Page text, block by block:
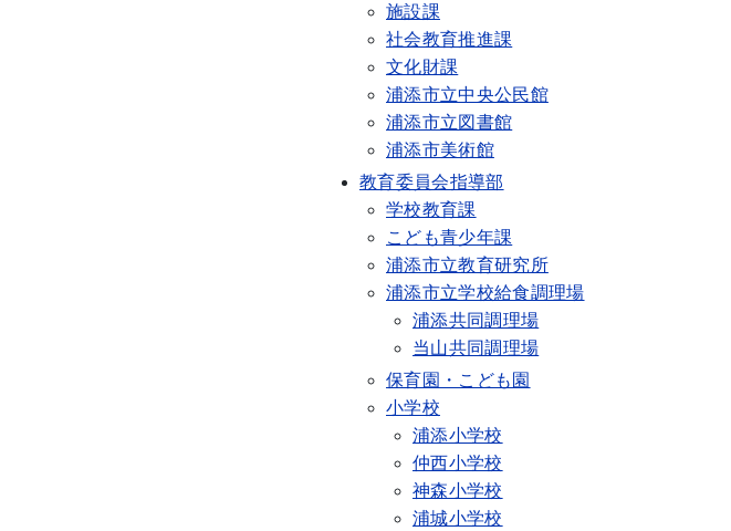
施設課
社会教育推進課
文化財課
浦添市立中央公民館
浦添市立図書館
浦添市美術館
教育委員会指導部
学校教育課
こども青少年課
浦添市立教育研究所
浦添市立学校給食調理場
浦添共同調理場
当山共同調理場
保育園・こども園
小学校
浦添小学校
仲西小学校
神森小学校
浦城小学校